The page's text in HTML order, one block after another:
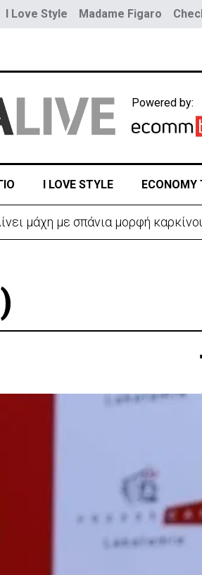
I Love Style Madame Figaro
Powered by:
I LOVE STYLE ECONOMY
μάχη με σπάνια μορφή